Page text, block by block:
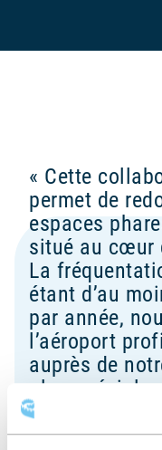
Cette
permet de
espaces
situé au cœur
La
étant d’au
par année,
l’aéroport
auprès de
plus
voyageurs
l’extérieur de